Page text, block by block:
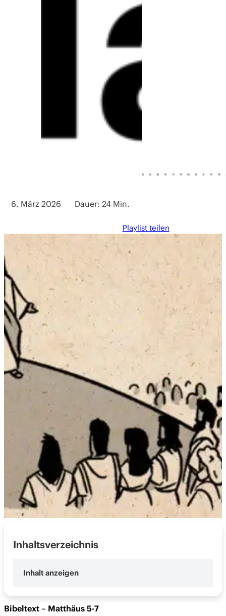
6. März 2026 Dauer: 24 Min.
Playlist teilen
Inhaltsverzeichnis
Lesen – Ankunft von Gottes Königreich
Bibeltext – Matthäus 5-7